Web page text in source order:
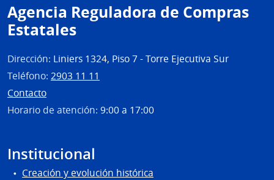
Agencia Reguladora de Compras
Estatales
Dirección: Liniers 1324, Piso 7 - Torre Ejecutiva Sur
Teléfono: 2903 11 11
Contacto
Horario de atención: 9:00 a 17:00
Institucional
Creación y evolución histórica